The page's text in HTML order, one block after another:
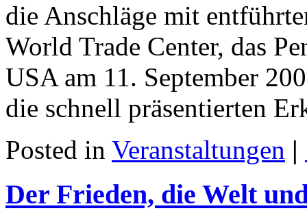
die Anschläge mit
World Trade Center, das
USA am 11. September
die schnell präsentierten
Posted in Veranstaltungen |
Der Frieden, die Welt